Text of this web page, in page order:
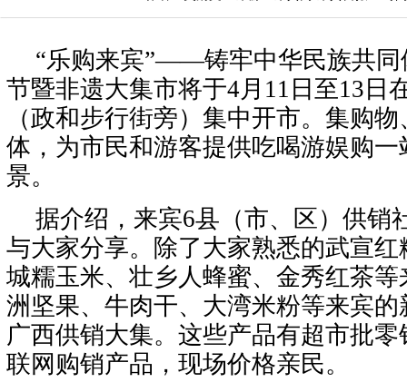
“乐购来宾”——铸牢中华民族共同
节暨非遗大集市将于4月11日至13日
（政和步行街旁）集中开市。集购
体，为市民和游客提供吃喝游娱购
景。
据介绍，来宾6县（市、区）供销
与大家分享。除了大家熟悉的武宣
城糯玉米、壮乡人蜂蜜、金秀红茶
洲坚果、牛肉干、大湾米粉等来宾
广西供销大集。这些产品有超市批
联网购销产品，现场价格亲民。